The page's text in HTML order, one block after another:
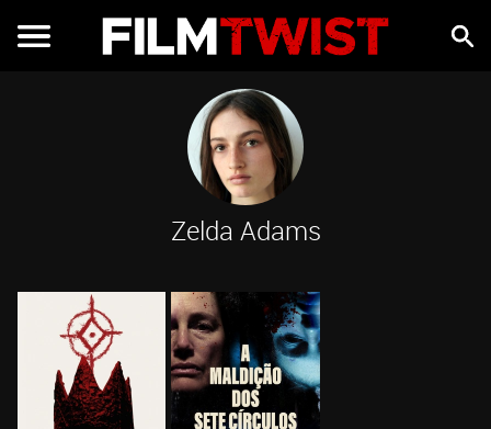
Zelda Adams